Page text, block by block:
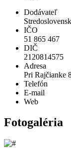
Dodávateľ
IČO
51 865 467
DIČ
2120814575
Adresa
Pri Rajčianke
Telefón
E-mail
Web
Fotogaléria